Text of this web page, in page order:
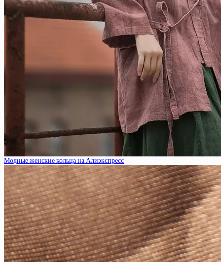
Модные женские кольца на Алиэкспресс